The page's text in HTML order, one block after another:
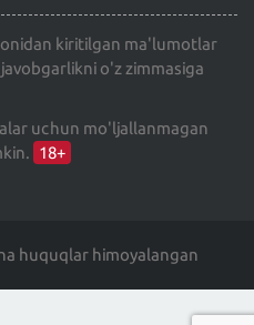
kiritilgan ma'lumotlar
o'z zimmasiga
uchun mo'ljallanmagan
18+
huquqlar himoyalangan